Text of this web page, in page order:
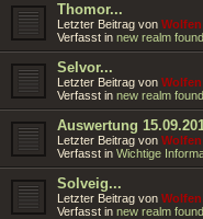
Thomor...
Letzter Beitrag von Wolfen
Verfasst in new realm
Selvor...
Letzter Beitrag von Wolfen
Verfasst in new realm
Auswertung
Letzter Beitrag von Wolfen
Verfasst in Wichtige
Solveig...
Letzter Beitrag von Wolfen
Verfasst in new realm